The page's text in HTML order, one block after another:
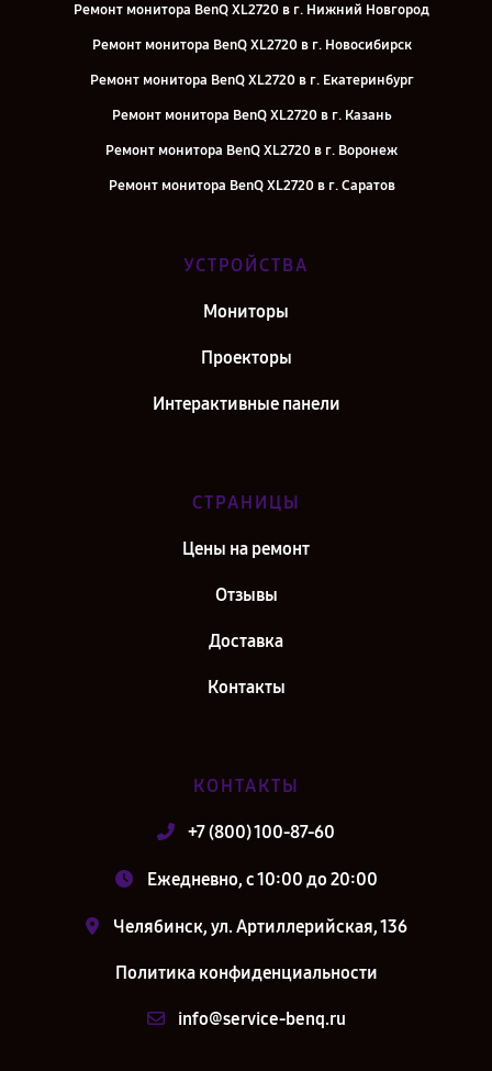
Ремонт монитора BenQ XL2720 в г. Нижний Новгород
Ремонт монитора BenQ XL2720 в г. Новосибирск
Ремонт монитора BenQ XL2720 в г. Екатеринбург
Ремонт монитора BenQ XL2720 в г. Казань
Ремонт монитора BenQ XL2720 в г. Воронеж
Ремонт монитора BenQ XL2720 в г. Саратов
Ремонт монитора BenQ XL2720 в г. Киров
Ремонт монитора BenQ XL2720 в г. Санкт-Петербург
УСТРОЙСТВА
Мониторы
Проекторы
Интерактивные панели
СТРАНИЦЫ
Цены на ремонт
Отзывы
Доставка
Контакты
КОНТАКТЫ
+7 (800) 100-87-60
Ежедневно, с 10:00 до 20:00
Челябинск, ул. Артиллерийская, 136
Политика конфиденциальности
info@service-benq.ru